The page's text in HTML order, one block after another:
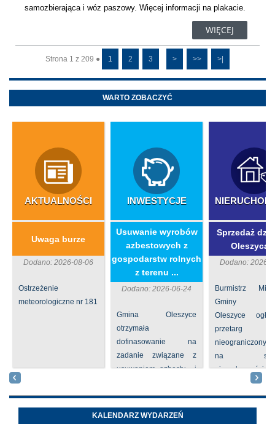
samozbierająca i wóz paszowy. Więcej informacji na plakacie.
WIĘCEJ
Strona 1 z 209 ● 1 2 3 > >> >|
WARTO ZOBACZYĆ
AKTUALNOŚCI
Uwaga burze
Dodano: 2026-08-06
Ostrzeżenie
meteorologiczne nr 181
INWESTYCJE
​Usuwanie wyrobów
azbestowych z
gospodarstw rolnych
z terenu ...
Dodano: 2026-06-24
Gmina Oleszyce
otrzymała
dofinasowanie na
zadanie związane z
usuwaniem azbestu i
azbest w ramach
programu
priorytetowego
Sprzedaż
Dodano: 2026-
Burmistrz
Gminy
Oleszyce
przetarg
nieograniczony
na
nieruchomości nr
Oleszycach
Orzeszkowej.
informacji ...
KALENDARZ WYDARZEŃ